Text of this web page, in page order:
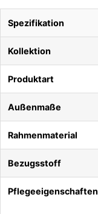
Spezifikation
Kollektion
Produktart
Außenmaße
Rahmenmaterial
Bezugsstoff
Pflegeeigenschaften